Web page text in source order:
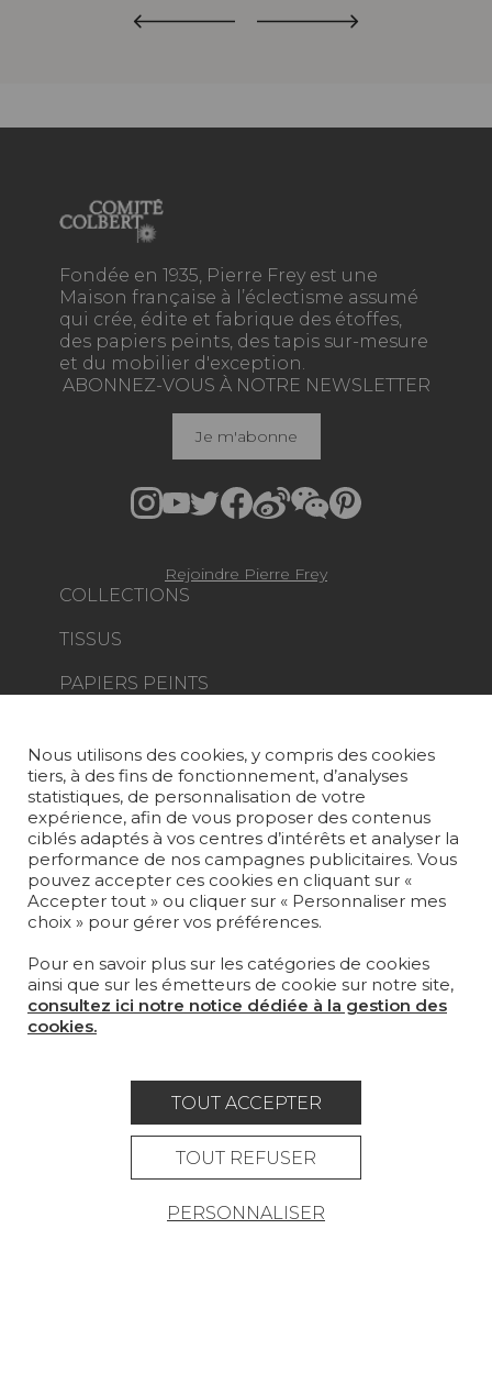
Fondée en 1935, Pierre Frey est une
Maison française à l’éclectisme assumé
qui crée, édite et fabrique des étoffes,
des papiers peints, des tapis sur-mesure
et du mobilier d'exception.
COLLECTIONS
TISSUS
PAPIERS PEINTS
MOBILIER
PROJETS
SUR-MESURE
MAGAZINE
LA MAISON
OÙ NOUS TROUVER ?
ABONNEZ-VOUS À NOTRE NEWSLETTER
Je m'abonne
Rejoindre Pierre Frey
Carrière Contact
Lexique
Mentions légales
données
Nous utilisons des cookies, y compris des cookies
tiers, à des fins de fonctionnement, d’analyses
statistiques, de personnalisation de votre
expérience, afin de vous proposer des contenus
ciblés adaptés à vos centres d’intérêts et analyser la
performance de nos campagnes publicitaires. Vous
pouvez accepter ces cookies en cliquant sur «
Accepter tout » ou cliquer sur « Personnaliser mes
choix » pour gérer vos préférences.
Pour en savoir plus sur les catégories de cookies
ainsi que sur les émetteurs de cookie sur notre site,
consultez ici notre notice dédiée à la gestion des
cookies.
TOUT ACCEPTER
TOUT REFUSER
PERSONNALISER